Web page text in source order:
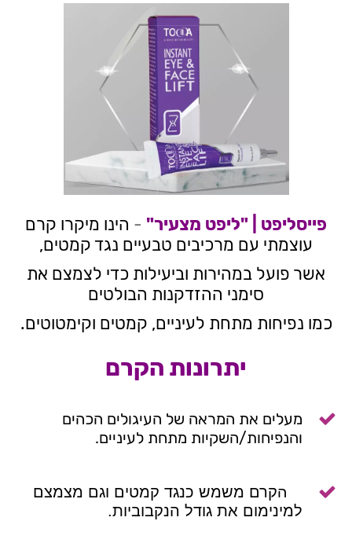
פייסליפט | "ליפט מצעיר" - הינו מיקרו קרם
עוצמתי עם מרכיבים טבעיים נגד קמטים,
אשר פועל במהירות וביעילות כדי לצמצם את
סימני ההזדקנות הבולטים
כמו נפיחות מתחת לעיניים, קמטים וקימטוטים.
יתרונות הקרם

מעלים את המראה של העיגולים הכהים
והנפיחות/השקיות מתחת לעיניים.
 הקרם משמש כנגד קמטים וגם מצמצם
למינימום את גודל הנקבוביות.